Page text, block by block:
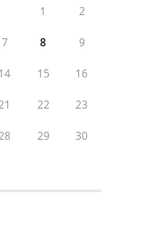
1 2
7 8 9
14 15 16
22 23
29 30